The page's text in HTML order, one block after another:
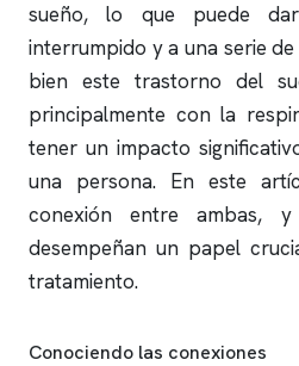
sueño, lo que puede
interrumpido y a una serie
bien este trastorno del
principalmente con la
tener un impacto
una persona. En este
conexión entre ambas,
desempeñan un papel
tratamiento.
Conociendo las conexiones